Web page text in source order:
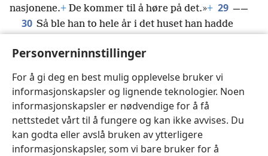
Personverninnstillinger
For å gi deg en best mulig opplevelse bruker vi
informasjonskapsler og lignende teknologier. Noen
informasjonskapsler er nødvendige for å få
nettstedet vårt til å fungere og kan ikke avvises. Du
kan godta eller avslå bruken av ytterligere
informasjonskapsler, som vi bare bruker for å
nasjonene.+ De kommer til å høre på det.»+ 29 ——
30 Så ble han to hele år i det huset han hadde
31 Og med stor frimodighet forkynte han for dem
om Guds rike
og underviste om Herren Jesus
Kristus,
uten at noen hindret ham.
Norsk Del Innstillinger